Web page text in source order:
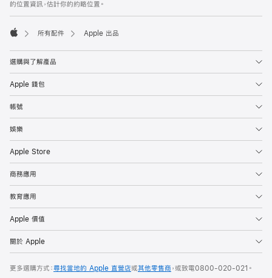
的位置資訊，估計你的約略位置。
所有配件 Apple 出品
選購與了解產品
Apple 錢包
帳號
娛樂
Apple Store
商務應用
教育應用
Apple 價值
關於 Apple
更多選購方式：尋找當地的 Apple 直營店或其他零售商 ，或致電0800-020-021 。